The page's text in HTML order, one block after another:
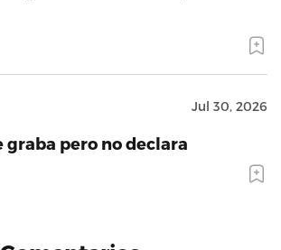
Jul 30, 2026
graba pero no declara